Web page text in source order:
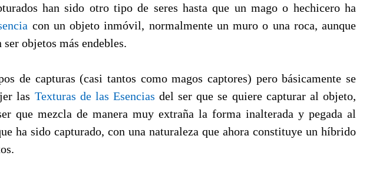
han sido otro tipo de seres hasta que un mago o hechicero ha
con un objeto inmóvil, normalmente un muro o una roca, aunque
objetos más endebles.
de capturas (casi tantos como magos captores) pero básicamente se
las Texturas de las Esencias del ser que se quiere capturar al objeto,
que mezcla de manera muy extraña la forma inalterada y pegada al
ha sido capturado, con una naturaleza que ahora constituye un híbrido